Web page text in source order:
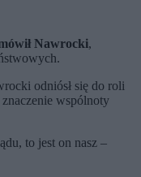
Nawrocki,
odniósł się do roli
wspólnoty
to jest on nasz –